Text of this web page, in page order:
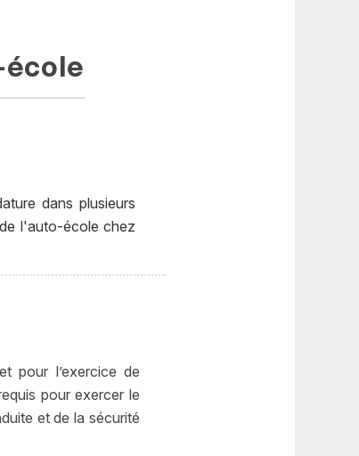
dans plusieurs
l'auto-école chez
pour l’exercice de
pour exercer le
et de la sécurité